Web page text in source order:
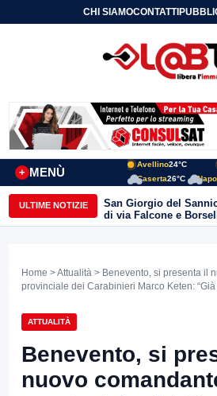
CHI SIAMOCONTATTI
MENÙ
+
Avellino24°C
Caserta26°C
ULTIME NOTIZIE
San Giorgio del
di via Falcone e
Lombardi replicano
Home >Attualità > Benevento, si presenta il
provinciale dei Carabinieri Marco Keten: “Già
ATTUALITÀ
Benevento, si
nuovo